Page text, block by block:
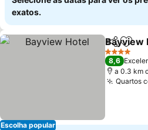
exatos.
Escolha popular
Partilhar
Bayview
4 Estrelas
8,6
a 0.3 km
Quartos